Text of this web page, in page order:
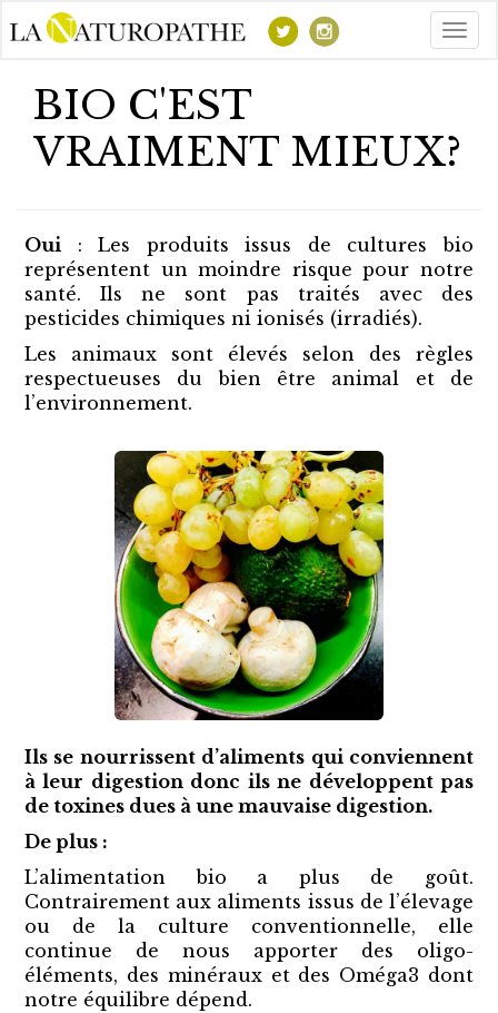
BIO C'EST
VRAIMENT MIEUX?
Oui : Les produits issus de cultures bio
représentent un moindre risque pour notre
santé. Ils ne sont pas traités avec des
pesticides chimiques ni ionisés (irradiés).
Les animaux sont élevés selon des règles
respectueuses du bien être animal et de
l’environnement.
Ils se nourrissent d’aliments qui conviennent
à leur digestion donc ils ne développent pas
de toxines dues à une mauvaise digestion.
De plus :
L’alimentation bio a plus de goût.
Contrairement aux aliments issus de l’élevage
ou de la culture conventionnelle, elle
continue de nous apporter des oligo-
éléments, des minéraux et des Oméga3 dont
notre équilibre dépend.